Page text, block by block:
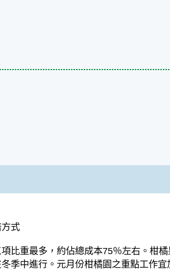
式
比重最多，約佔總成本75％左右。柑
季中進行。元月份柑橘園之重點工作